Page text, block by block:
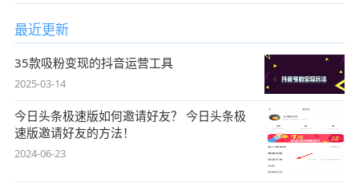
最近更新
35款吸粉变现的抖音运营工具
2025-03-14
今日头条极速版如何邀请好友？ 今日头条极
速版邀请好友的方法！
2024-06-23